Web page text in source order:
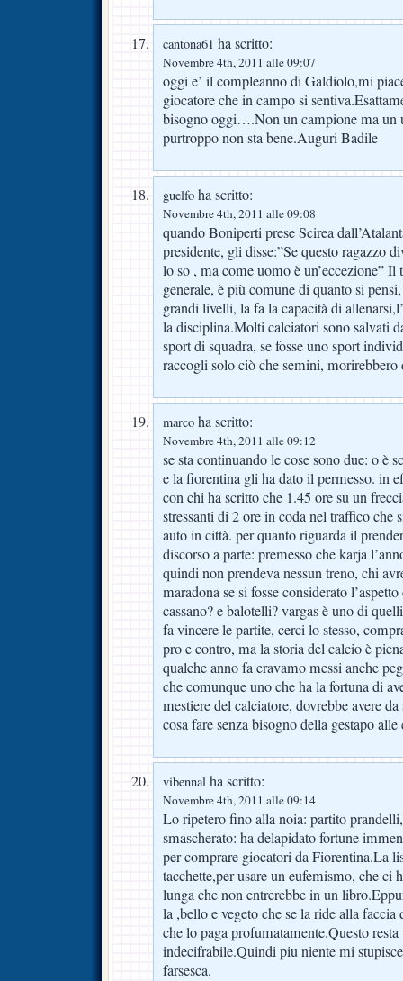
cantona61 ha scritto:
Novembre 4th, 2011 alle 09:07
oggi e’ il compleanno di Galdiolo,mi
giocatore che in campo si
bisogno oggi….Non un campione ma un
purtroppo non sta bene.Auguri Badile
guelfo ha scritto:
Novembre 4th, 2011 alle 09:08
quando Boniperti prese Scirea
presidente, gli disse:”Se questo ragazzo
lo so , ma come uomo è un’eccezione”
generale, è più comune di quanto si
grandi livelli, la fa la capacità di
la disciplina.Molti calciatori sono salvati
sport di squadra, se fosse uno sport
raccogli solo ciò che semini, morirebbero
marco ha scritto:
Novembre 4th, 2011 alle 09:12
se sta continuando le cose sono due: o è
e la fiorentina gli ha dato il permesso. in
con chi ha scritto che 1.45 ore su un
stressanti di 2 ore in coda nel traffico che
auto in città. per quanto riguarda il
discorso a parte: premesso che karja
quindi non prendeva nessun treno, chi
maradona se si fosse considerato
cassano? e balotelli? vargas è uno di
fa vincere le partite, cerci lo stesso,
pro e contro, ma la storia del calcio è
qualche anno fa eravamo messi anche
che comunque uno che ha la fortuna di
mestiere del calciatore, dovrebbe avere
cosa fare senza bisogno della gestapo alle
vibennal ha scritto:
Novembre 4th, 2011 alle 09:14
Lo ripetero fino alla noia: partito
smascherato: ha delapidato fortune
per comprare giocatori da Fiorentina.La
tacchette,per usare un eufemismo, che ci
lunga che non entrerebbe in un
la ,bello e vegeto che se la ride alla
che lo paga profumatamente.Questo
indecifrabile.Quindi piu niente mi
farsesca.